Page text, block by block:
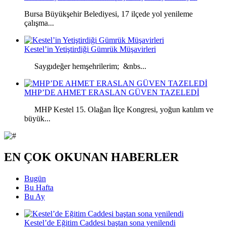
Bursa Büyükşehir Belediyesi, 17 ilçede yol yenileme
çalışma...
Kestel’in Yetiştirdiği Gümrük Müşavirleri
Saygıdeğer hemşehrilerim; &nbs...
MHP’DE AHMET ERASLAN GÜVEN TAZELEDİ
MHP Kestel 15. Olağan İlçe Kongresi, yoğun katılım ve
büyük...
EN ÇOK OKUNAN HABERLER
Bugün
Bu Hafta
Bu Ay
Kestel’de Eğitim Caddesi baştan sona yenilendi